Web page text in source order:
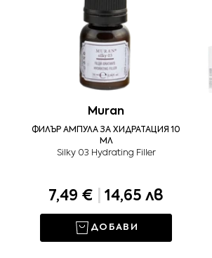
Muran
ФИЛЪР АМПУЛА ЗА ХИДРАТАЦИЯ 10
МЛ
Silky 03 Hydrating Filler
7,49 € 14,65 лв
ДОБАВИ